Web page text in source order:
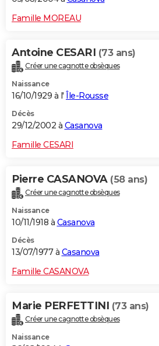
Famille MOREAU
Antoine CESARI (73 ans)
Créer une cagnotte obsèques
Naissance
16/10/1929 à l' Île-Rousse
Décès
29/12/2002 à Casanova
Famille CESARI
Pierre CASANOVA (58 ans)
Créer une cagnotte obsèques
Naissance
10/11/1918 à Casanova
Décès
13/07/1977 à Casanova
Famille CASANOVA
Marie PERFETTINI (73 ans)
Créer une cagnotte obsèques
Naissance